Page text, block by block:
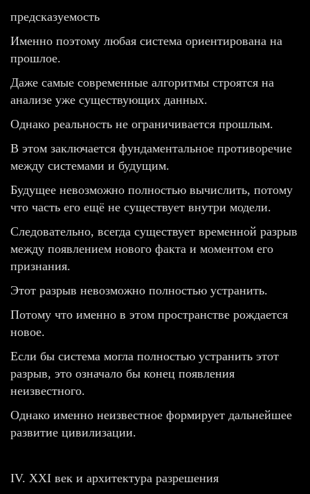
предсказуемость
Именно поэтому любая система ориентирована на
прошлое.
Даже самые современные алгоритмы строятся на
анализе уже существующих данных.
Однако реальность не ограничивается прошлым.
В этом заключается фундаментальное противоречие
между системами и будущим.
Будущее невозможно полностью вычислить, потому
что часть его ещё не существует внутри модели.
Следовательно, всегда существует временной разрыв
между появлением нового факта и моментом его
признания.
Этот разрыв невозможно полностью устранить.
Потому что именно в этом пространстве рождается
новое.
Если бы система могла полностью устранить этот
разрыв, это означало бы конец появления
неизвестного.
Однако именно неизвестное формирует дальнейшее
развитие цивилизации.
IV. XXI век и архитектура разрешения